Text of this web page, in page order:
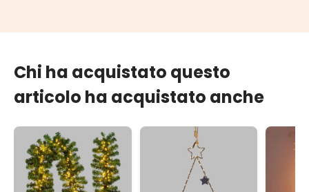
Chi ha acquistato questo
articolo ha acquistato anche